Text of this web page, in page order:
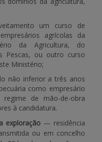
um curso de
agrícolas da
da Agricultura, do
Pescas, ou outro curso
Ministério;
não inferior a três anos
como empresário
de mão-de-obra
à candidatura.
exploração — residência
ou em concelho